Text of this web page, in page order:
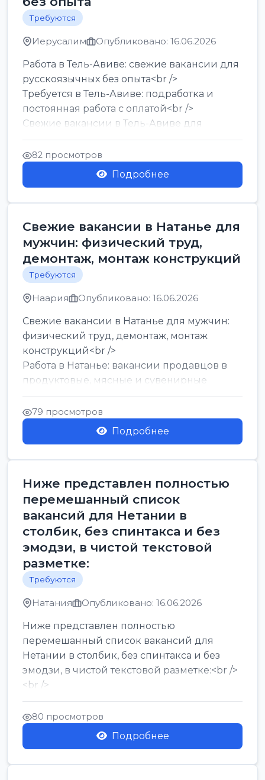
Требуются
Иерусалим Опубликовано: 16.06.2026
Работа в Тель-Авиве: свежие вакансии для
русскоязычных без опыта<br />
Требуется в Тель-Авиве: подработка и
постоянная работа с оплатой<br />
Свежие вакансии в Тель-Авиве для
мужчин и женщин от хозя...
82 просмотров
Подробнее
Свежие вакансии в Натанье для
мужчин: физический труд,
демонтаж, монтаж конструкций
Требуются
Наария Опубликовано: 16.06.2026
Свежие вакансии в Натанье для мужчин:
физический труд, демонтаж, монтаж
конструкций<br />
Работа в Натанье: вакансии продавцов в
продуктовые, мясные и сувенирные
лавки<br />
Разнорабочий на сборку м...
79 просмотров
Подробнее
Ниже представлен полностью
перемешанный список
вакансий для Нетании в
столбик, без спинтакса и без
эмодзи, в чистой текстовой
разметке:
Требуются
Натания Опубликовано: 16.06.2026
Ниже представлен полностью
перемешанный список вакансий для
Нетании в столбик, без спинтакса и без
эмодзи, в чистой текстовой разметке:<br />
<br />
Работа в Нетании на мебельном
производстве: требу...
80 просмотров
Подробнее